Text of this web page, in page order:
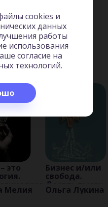
это
Мелия
Бизнес и/или
свобода.
Десять тысяч
заповедей
Ольга Лукина
cookies и
данных
работы
использования
согласие на
технологий.